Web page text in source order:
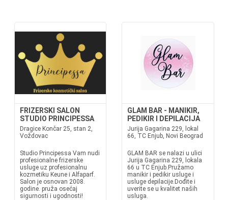
FRIZERSKI SALON
STUDIO PRINCIPESSA
Dragice Končar 25, stan 2,
Voždovac
Studio Principessa Vam nudi
profesionalne frizerske
usluge uz profesionalnu
kozmetiku Keune i Alfaparf.
Salon je osnovan 2008.
godine. pruža osećaj
sigurnosti i ugodnosti!
GLAM BAR - MANIKIR,
PEDIKIR I DEPILACIJA
Jurija Gagarina 229, lokal
66, TC Enjub, Novi Beograd
GLAM BAR se nalazi u ulici
Jurija Gagarina 229, lokala
66 u TC Enjub.Pružamo
manikir i pedikir usluge i
usluge depilacije.Dođite i
uverite se u kvalitet naših
usluga.